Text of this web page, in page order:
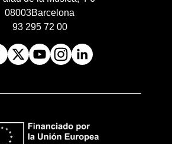
08003Barcelona
93 295 72 00